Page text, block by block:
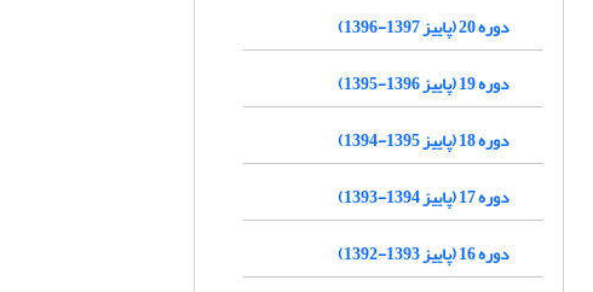
دوره 20 (پاییز 1397-1396)
دوره 19 (پاییز 1396-1395)
دوره 18 (پاییز 1395-1394)
دوره 17 (پاییز 1394-1393)
دوره 16 (پاییز 1393-1392)